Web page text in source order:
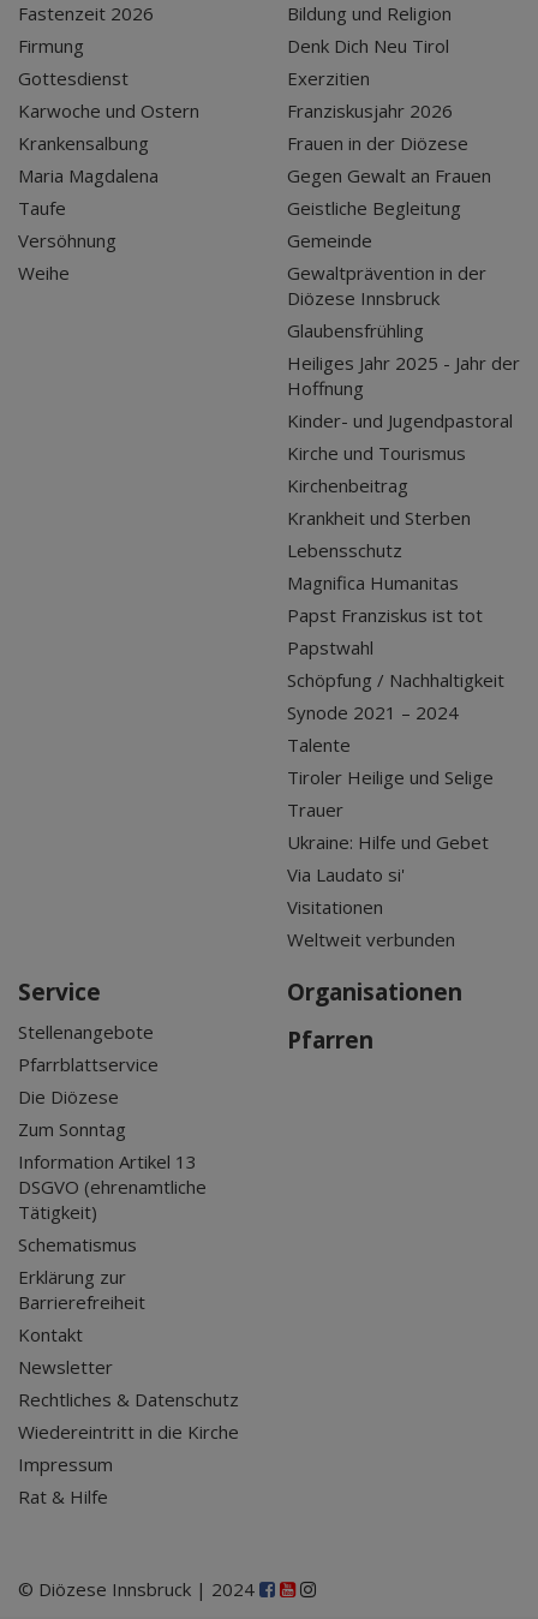
Fastenzeit 2026
Firmung
Gottesdienst
Karwoche und Ostern
Krankensalbung
Maria Magdalena
Taufe
Versöhnung
Weihe
Bildung und Religion
Denk Dich Neu Tirol
Exerzitien
Franziskusjahr 2026
Frauen in der Diözese
Gegen Gewalt an Frauen
Geistliche Begleitung
Gemeinde
Gewaltprävention in der
Diözese Innsbruck
Glaubensfrühling
Heiliges Jahr 2025 - Jahr der
Hoffnung
Kinder- und Jugendpastoral
Kirche und Tourismus
Kirchenbeitrag
Krankheit und Sterben
Lebensschutz
Magnifica Humanitas
Papst Franziskus ist tot
Papstwahl
Schöpfung / Nachhaltigkeit
Synode 2021 – 2024
Talente
Tiroler Heilige und Selige
Trauer
Ukraine: Hilfe und Gebet
Via Laudato si'
Visitationen
Weltweit verbunden
Service
Stellenangebote
Pfarrblattservice
Die Diözese
Zum Sonntag
Information Artikel 13
DSGVO (ehrenamtliche
Tätigkeit)
Schematismus
Erklärung zur
Barrierefreiheit
Kontakt
Newsletter
Rechtliches & Datenschutz
Wiedereintritt in die Kirche
Impressum
Rat & Hilfe
Organisationen
Pfarren
© Diözese Innsbruck | 2024